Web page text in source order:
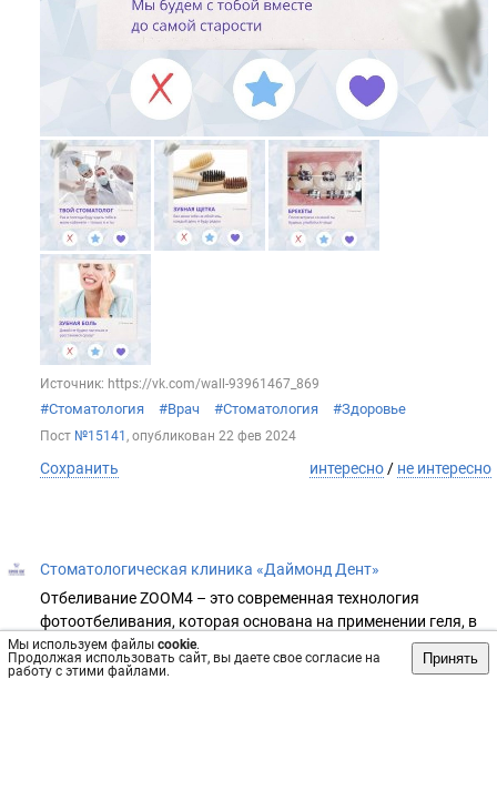
Мы используем файлы cookie.
Продолжая использовать сайт, вы даете свое согласие на
работу с этими файлами.
Принять
Источник: https://vk.com/wall-93961467_869
#Стоматология #Врач #Стоматология #Здоровье
Пост №15141 , опубликован 22 фев 2024
Сохранить интересно / не интересно
Стоматологическая клиника «Даймонд Дент»
Отбеливание ZOOM4 – это современная технология
фотоотбеливания, которая основана на применении геля, в
состав которого входит перекись водорода в высокой
концентрации. Под воздействием ультрафиолета из геля